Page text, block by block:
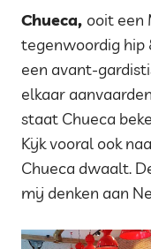
Chueca, ooit een
tegenwoordig hip
een avant-
elkaar
staat Chueca
Kijk vooral ook
Chueca dwaalt.
mij denken aan